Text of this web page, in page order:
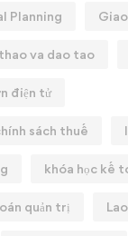
Planning
va dao tao
điện tử
sách thuế
khóa học kế
quản trị